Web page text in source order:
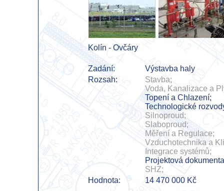
Kolín - Ovčáry
Zadání:
Výstavba haly
Rozsah:
Stavba;
Voda, Kanalizace a
Topení a Chlazení;
Technologické
Silnoproud;
Slaboproud;
Měření a Regulace;
Vzduchotechnika a
Integrace systémů;
Projektová
SHZ;
Hodnota:
14 470 000 Kč